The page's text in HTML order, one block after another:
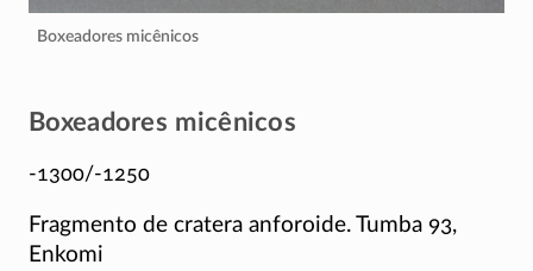
Boxeadores micênicos
Boxeadores micênicos
-1300/-1250
Fragmento de cratera anforoide. Tumba 93,
Enkomi